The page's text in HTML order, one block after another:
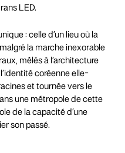
LED.
: celle d’un lieu où la
la marche inexorable
mêlés à l’architecture
coréenne elle-
et tournée vers le
une métropole de cette
de la capacité d’une
son passé.